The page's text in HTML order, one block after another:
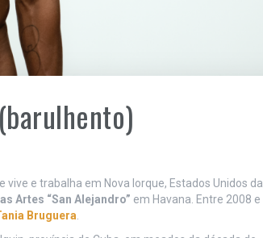
e trabalha em Nova Iorque, Estados Unidos da
Artes “San Alejandro” em Havana. Entre 2008 e
Bruguera